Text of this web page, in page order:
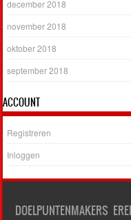
december 2018
november 2018
oktober 2018
september 2018
ACCOUNT
Registreren
Inloggen
DOELPUNTENMAKERS